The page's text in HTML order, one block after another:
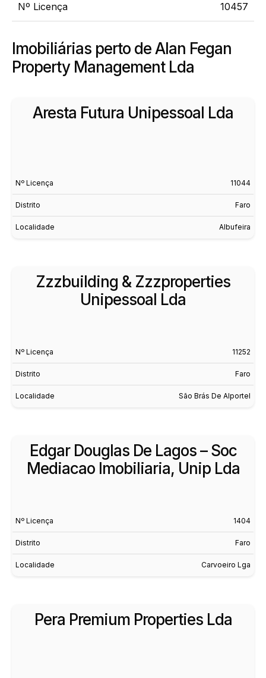
Nº Licença 10457
Imobiliárias perto de Alan Fegan
Property Management Lda
Aresta Futura Unipessoal Lda
Nº Licença 11044
Distrito Faro
Localidade Albufeira
Zzzbuilding & Zzzproperties
Unipessoal Lda
Nº Licença 11252
Distrito Faro
Localidade São Brás De Alportel
Edgar Douglas De Lagos – Soc
Mediacao Imobiliaria, Unip Lda
Nº Licença 1404
Distrito Faro
Localidade Carvoeiro Lga
Pera Premium Properties Lda